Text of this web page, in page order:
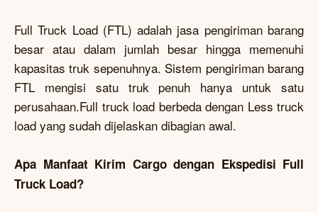
Full Truck Load (FTL) adalah jasa pengiriman barang
besar atau dalam jumlah besar hingga memenuhi
kapasitas truk sepenuhnya. Sistem pengiriman barang
FTL mengisi satu truk penuh hanya untuk satu
perusahaan.Full truck load berbeda dengan Less truck
load yang sudah dijelaskan dibagian awal.
Apa Manfaat Kirim Cargo dengan Ekspedisi Full
Truck Load?